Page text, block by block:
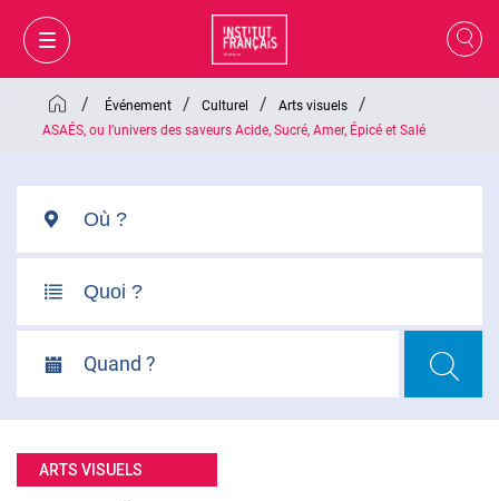
MON PANIER CONNEXION
/ Événement / Culturel / Arts visuels /
ASAÉS, ou l’univers des saveurs Acide, Sucré, Amer, Épicé et Salé
Quand ?
ARTS VISUELS